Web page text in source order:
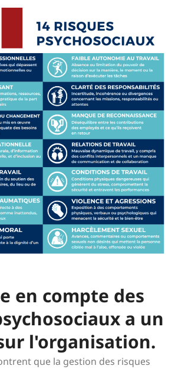
en compte des
a un
l'organisation.
que la gestion des risques